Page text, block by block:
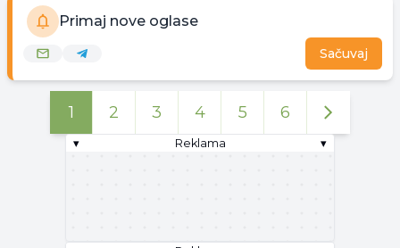
Primaj nove oglase
Sačuvaj
1 2 3 4 5 6
▾ Reklama ▾